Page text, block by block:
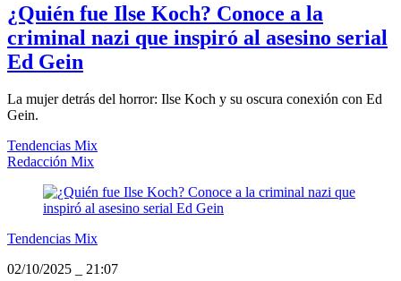
¿Quién fue Ilse Koch? Conoce a la
criminal nazi que inspiró al asesino serial
Ed Gein
La mujer detrás del horror: Ilse Koch y su oscura conexión con Ed
Gein.
Tendencias Mix
Redacción Mix
Tendencias Mix
02/10/2025
21:07